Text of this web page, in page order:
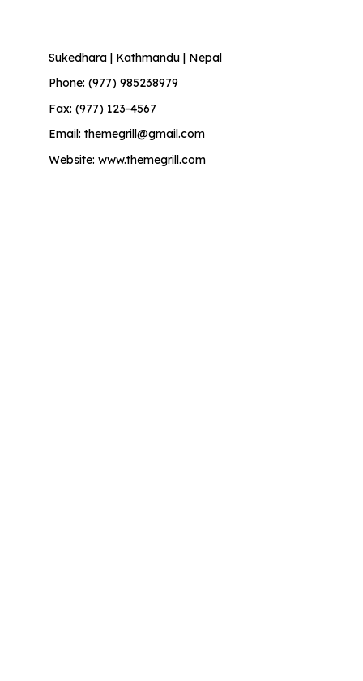
Sukedhara | Kathmandu | Nepal
Phone: (977) 985238979
Fax: (977) 123-4567
Email: themegrill@gmail.com
Website: www.themegrill.com